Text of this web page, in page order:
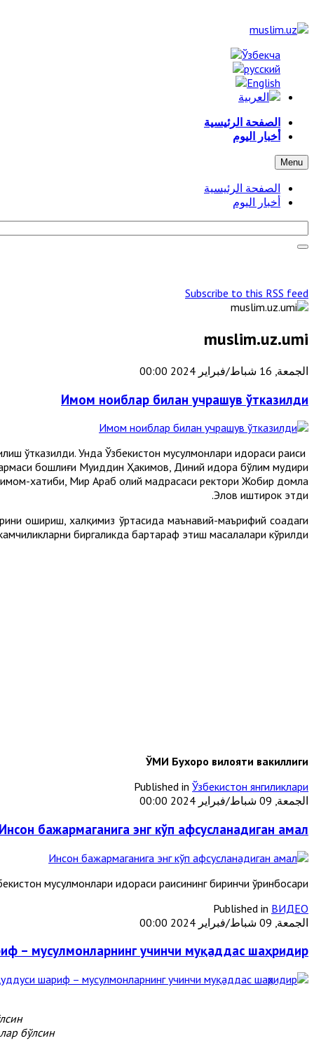
الصفحة الرئيسية
أخبار اليوم
Menu
الصفحة الرئيسية
أخبار اليوم
Subscribe to this RSS feed
muslim.uz.umi
الجمعة, 16 شباط/فبراير 2024 00:00
Имом ноиблар билан учрашув ўтказилди
ўтказилди. Унда Ўзбекистон мусулмонлари идораси раиси
бошлиғи Муҳиддин Ҳакимов, Диний идора бўлим мудири
хатиби, Мир Араб олий мадрасаси ректори Жобир домла
Элов иштирок этди.
ошириш, халқимиз ўртасида маънавий-маърифий соҳадаги
биргаликда бартараф этиш масалалари кўрилди.
ЎМИ Бухоро вилояти вакиллиги
Published in Ўзбекистон янгиликлари
الجمعة, 09 شباط/فبراير 2024 00:00
бажармаганига энг кўп афсусланадиган амал
мусулмонлари идораси раисининг биринчи ўринбосари
Published in ВИДЕО
الجمعة, 09 شباط/فبراير 2024 00:00
– мусулмонларнинг учинчи муқаддас шаҳридир
бўлсин.